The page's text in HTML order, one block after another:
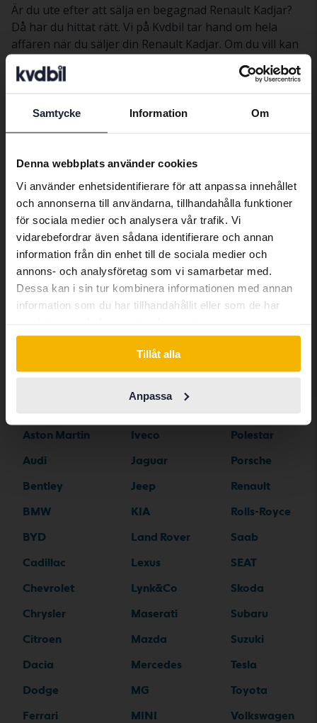
Samtycke Information Om
Denna webbplats använder cookies
Vi använder enhetsidentifierare för att anpassa innehållet
och annonserna till användarna, tillhandahålla funktioner
för sociala medier och analysera vår trafik. Vi
vidarebefordrar även sådana identifierare och annan
information från din enhet till de sociala medier och
annons- och analysföretag som vi samarbetar med.
Dessa kan i sin tur kombinera informationen med annan
information som du har tillhandahållit eller som de har
Tillåt alla
Anpassa
Är du ute efter att sälja en begagnad Renault Kadjar?
Då har du hittat rätt. Vi på Kvdbil tar hand om hela
affären när du säljer din Renault Kadjar. Om du vill kan
vi hämta bilen hemma hos dig. Sedan värderar vi bilen
samt tvättar, fotograferar och marknadsför den åt dig.
uppskattat försäljningspris på din begagnade Renault
Kadjarhär.
Bilar Renault Kadjar
Renaultmodeller
Renault Captur
Renault Clio
Renault Kadjar
Renault Laguna
Renault Mégane
Renault Zoe
Bilmärken
Aston Martin
Audi
Bentley
BMW
BYD
Cadillac
Chevrolet
Chrysler
Citroen
Dacia
Dodge
Ferrari
Iveco
Jaguar
Jeep
KIA
Land Rover
Lexus
Lynk&Co
Maserati
Mazda
Mercedes
MG
MINI
Polestar
Porsche
Renault
Rolls-Royce
Saab
SEAT
Skoda
Subaru
Suzuki
Tesla
Toyota
Volkswagen
Preferred language
We have detected that your browser
Swedish. To better service our friends
abroad we have an English language
site (kvdcars.com) that contains all the
same vehicles and services.
Continue in Swedish